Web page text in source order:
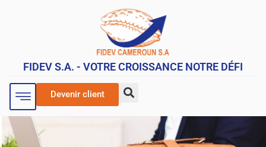
FIDEV S.A. - VOTRE CROISSANCE NOTRE DÉFI
Devenir client